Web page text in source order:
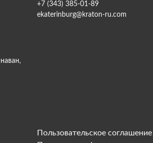
+7 (343) 385-01-89
ekaterinburg@kraton-ru.com
Пользовательское соглашение